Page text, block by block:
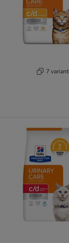
7 varianti